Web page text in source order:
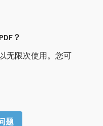
？
无限次使用。您可
题